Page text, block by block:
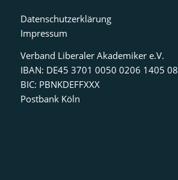
Datenschutzerklärung
Impressum
Verband Liberaler Akademiker e.V.
IBAN: DE45 3701 0050 0206 1405 08
BIC: PBNKDEFFXXX
Postbank Köln